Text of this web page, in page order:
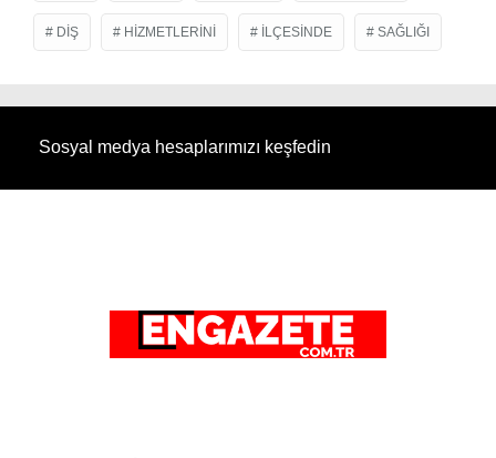
DIŞ HIZMETLERINI ILÇESINDE SAĞLIĞI
Sosyal medya hesaplarımızı keşfedin